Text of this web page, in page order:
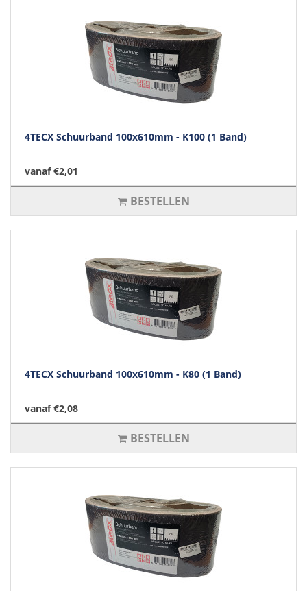
4TECX Schuurband 100x610mm - K100 (1 Band)
vanaf €2,01
BESTELLEN
4TECX Schuurband 100x610mm - K80 (1 Band)
vanaf €2,08
BESTELLEN